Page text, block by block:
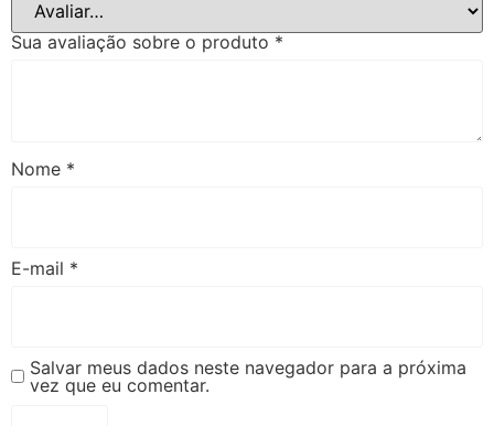
Sua avaliação sobre o produto *
Nome *
E-mail *
Salvar meus dados neste navegador para a próxima
vez que eu comentar.